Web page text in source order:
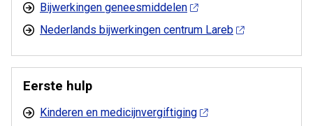
Bijwerkingen geneesmiddelen
Nederlands bijwerkingen centrum Lareb
Eerste hulp
Kinderen en medicijnvergiftiging